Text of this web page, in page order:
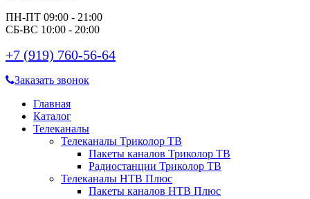
ПН-ПТ 09:00 - 21:00
СБ-ВС 10:00 - 20:00
+7 (919) 760-56-64
Заказать звонок
Главная
Каталог
Телеканалы
Телеканалы Триколор ТВ
Пакеты каналов Триколор ТВ
Радиостанции Триколор ТВ
Телеканалы НТВ Плюс
Пакеты каналов НТВ Плюс